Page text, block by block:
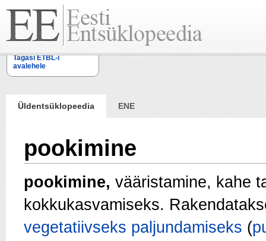
Tagasi ETBL-i
avalehele
Üldentsüklopeedia ENE
pookimine
pookimine, vääristamine, kahe
kokkukasvamiseks.
vegetatiivseks paljundamiseks (